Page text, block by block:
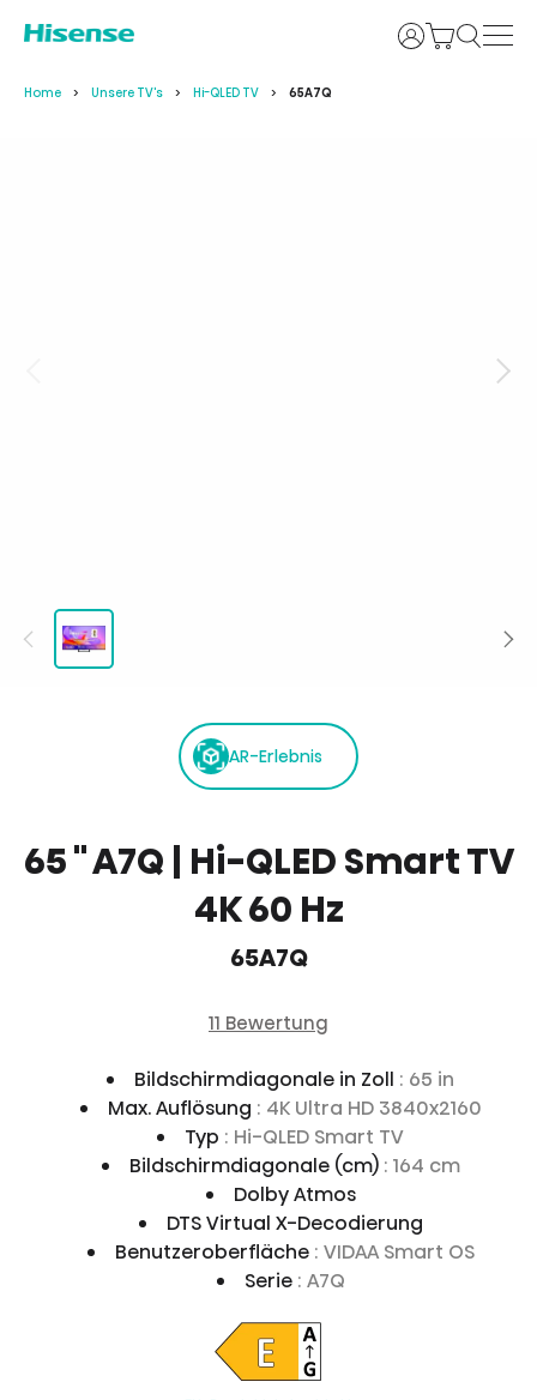
Login
Home Unsere TV's Hi-QLED TV 65A7Q
AR-Erlebnis
65 '' A7Q | Hi-QLED Smart TV
4K 60 Hz
65A7Q
11 Bewertung
Bildschirmdiagonale in Zoll : 65 in
Max. Auflösung : 4K Ultra HD 3840x2160
Typ : Hi-QLED Smart TV
Bildschirmdiagonale (cm) : 164 cm
Dolby Atmos
DTS Virtual X-Decodierung
Benutzeroberfläche : VIDAA Smart OS
Serie : A7Q